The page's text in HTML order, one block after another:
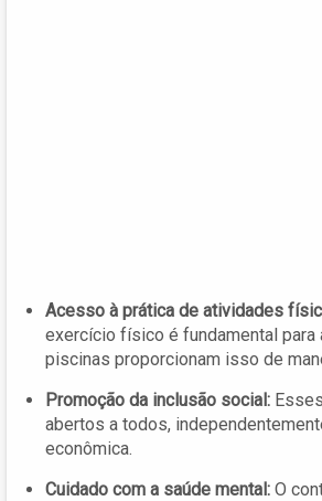
Acesso à prática de atividades
exercício físico é fundamental para
piscinas proporcionam isso de
Promoção da inclusão social:
abertos a todos,
econômica.
Cuidado com a saúde mental: O